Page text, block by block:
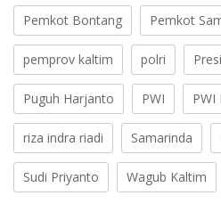
Pemkot Bontang Pemkot
pemprov kaltim polri
Puguh Harjanto PWI PWI
riza indra riadi Samarinda
Sudi Priyanto Wagub Kaltim